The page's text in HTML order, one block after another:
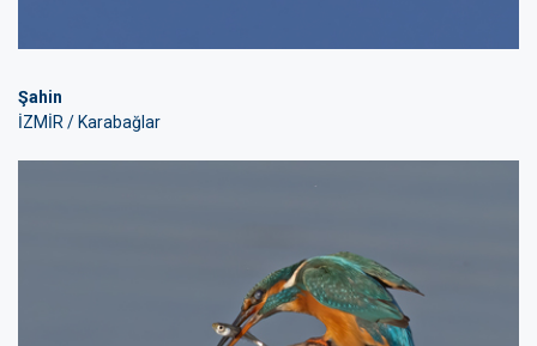
Şahin
İZMİR / Karabağlar